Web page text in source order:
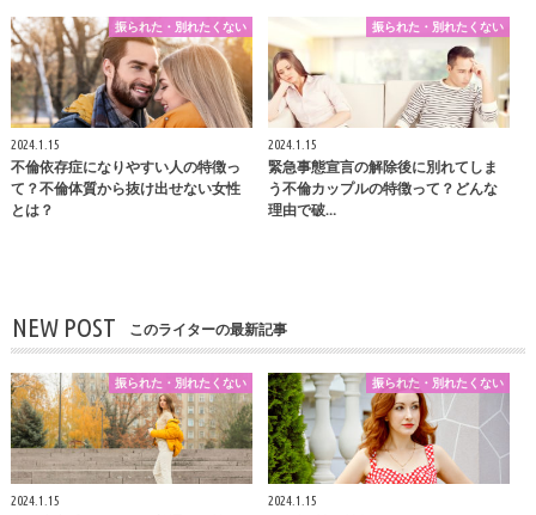
振られた・別れたくない
2024.1.15
不倫依存症になりやすい人の特徴っ
て？不倫体質から抜け出せない女性
とは？
振られた・別れたくない
2024.1.15
緊急事態宣言の解除後に別れてしま
う不倫カップルの特徴って？どんな
理由で破…
NEW POST このライターの最新記事
振られた・別れたくない
2024.1.15
振られた・別れたくない
2024.1.15